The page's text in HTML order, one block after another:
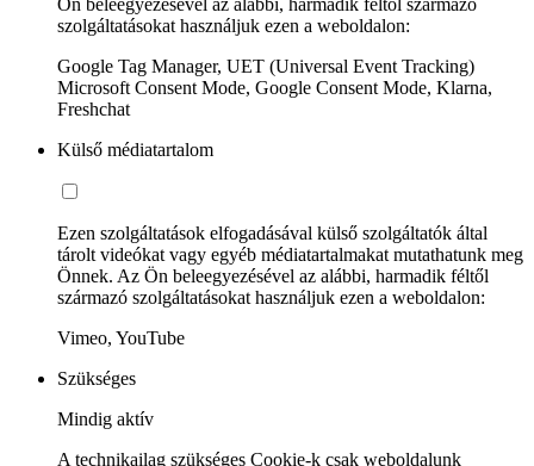
Ön beleegyezésével az alábbi, harmadik féltől származó
szolgáltatásokat használjuk ezen a weboldalon:
Google Tag Manager, UET (Universal Event Tracking)
Microsoft Consent Mode, Google Consent Mode, Klarna,
Freshchat
Külső médiatartalom
Ezen szolgáltatások elfogadásával külső szolgáltatók által
tárolt videókat vagy egyéb médiatartalmakat mutathatunk meg
Önnek. Az Ön beleegyezésével az alábbi, harmadik féltől
származó szolgáltatásokat használjuk ezen a weboldalon:
Vimeo, YouTube
Szükséges
Mindig aktív
A technikailag szükséges Cookie-k csak weboldalunk